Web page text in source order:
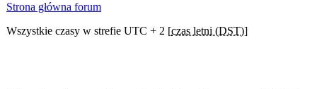
Strona główna forum
Wszystkie czasy w strefie UTC + 2 [czas letni (DST)]